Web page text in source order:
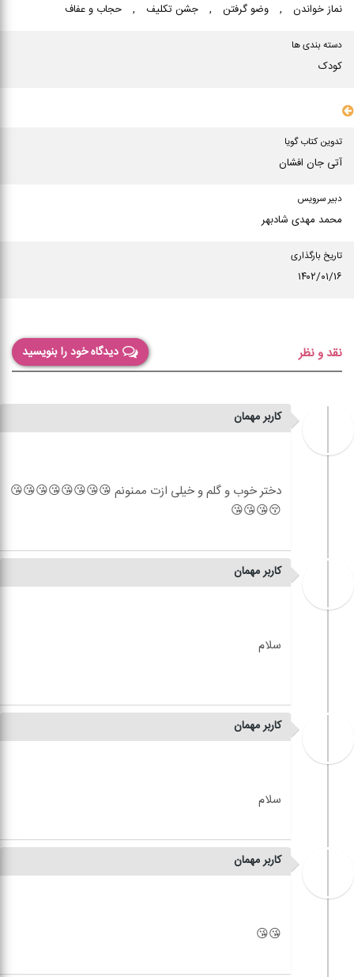
نماز خواندن , وضو گرفتن , جشن تكلیف , حجاب و عفاف
دسته بندی ها
کودک
تدوین کتاب گویا
آتی جان افشان
دبیر سرویس
محمد مهدی شادبهر
تاریخ بارگذاری
۱۴۰۲/۰۱/۱۶
دیدگاه خود را بنویسید نقد و نظر
کاربر مهمان
دختر خوب و گلم و خیلی ازت ممنونم 😘😘😘😘😘😘😘😘
کاربر مهمان
کاربر مهمان
کاربر مهمان